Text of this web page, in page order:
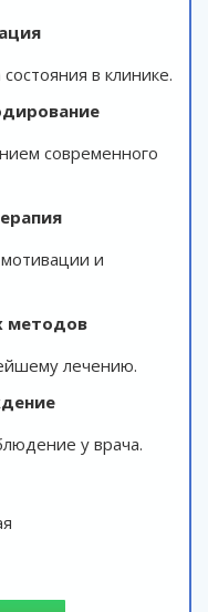
в клинике.
современного
и
методов
лечению.
у врача.